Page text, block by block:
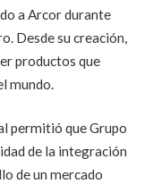
a Arcor durante
Desde su creación,
productos que
mundo.
permitió que Grupo
de la integración
de un mercado